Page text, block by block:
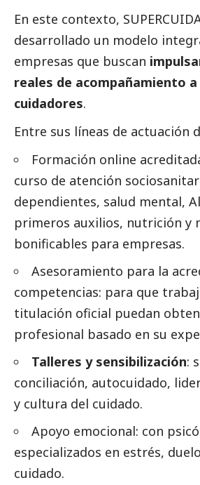
En este contexto,
desarrollado un modelo
empresas que buscan
reales de acompañamiento
cuidadores.
Entre sus líneas de actuación
Formación online
curso de atención
dependientes, salud mental,
primeros auxilios, nutrición y
bonificables para empresas.
Asesoramiento para la
competencias: para que
titulación oficial puedan
profesional basado en su
Talleres y sensibilización:
conciliación, autocuidado,
y cultura del cuidado.
Apoyo emocional: con
especializados en estrés,
cuidado.